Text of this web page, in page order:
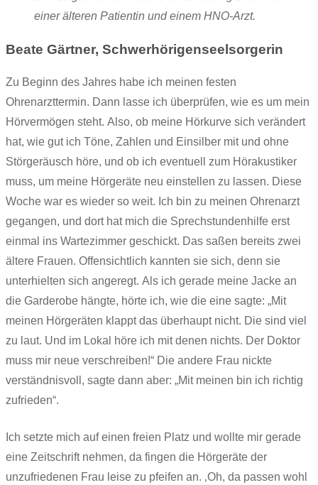
einer älteren Patientin und einem HNO-Arzt.
Beate Gärtner, Schwerhörigenseelsorgerin
Zu Beginn des Jahres habe ich meinen festen
Ohrenarzttermin. Dann lasse ich überprüfen, wie es um mein
Hörvermögen steht. Also, ob meine Hörkurve sich verändert
hat, wie gut ich Töne, Zahlen und Einsilber mit und ohne
Störgeräusch höre, und ob ich eventuell zum Hörakustiker
muss, um meine Hörgeräte neu einstellen zu lassen. Diese
Woche war es wieder so weit. Ich bin zu meinen Ohrenarzt
gegangen, und dort hat mich die Sprechstundenhilfe erst
einmal ins Wartezimmer geschickt. Das saßen bereits zwei
ältere Frauen. Offensichtlich kannten sie sich, denn sie
unterhielten sich angeregt. Als ich gerade meine Jacke an
die Garderobe hängte, hörte ich, wie die eine sagte: „Mit
meinen Hörgeräten klappt das überhaupt nicht. Die sind viel
zu laut. Und im Lokal höre ich mit denen nichts. Der Doktor
muss mir neue verschreiben!“ Die andere Frau nickte
verständnisvoll, sagte dann aber: „Mit meinen bin ich richtig
zufrieden“.
Ich setzte mich auf einen freien Platz und wollte mir gerade
eine Zeitschrift nehmen, da fingen die Hörgeräte der
unzufriedenen Frau leise zu pfeifen an. ‚Oh, da passen wohl